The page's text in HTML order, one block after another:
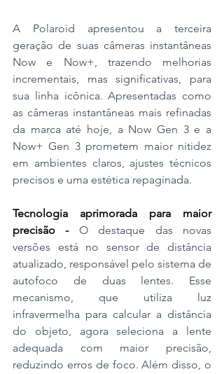
A Polaroid apresentou a terceira
geração de suas câmeras instantâneas
Now e Now+, trazendo melhorias
incrementais, mas significativas, para
sua linha icônica. Apresentadas como
as câmeras instantâneas mais refinadas
da marca até hoje, a Now Gen 3 e a
Now+ Gen 3 prometem maior nitidez
em ambientes claros, ajustes técnicos
precisos e uma estética repaginada.
Tecnologia aprimorada para maior
precisão - O destaque das novas
versões está no sensor de distância
atualizado, responsável pelo sistema de
autofoco de duas lentes. Esse
mecanismo, que utiliza luz
infravermelha para calcular a distância
do objeto, agora seleciona a lente
adequada com maior precisão,
reduzindo erros de foco. Além disso, o